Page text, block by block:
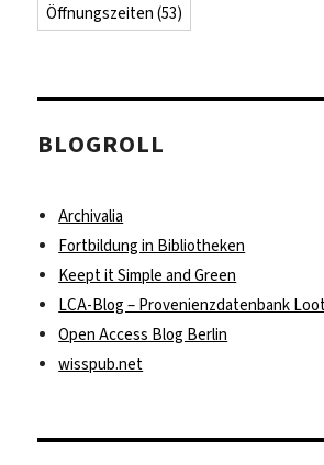
Öffnungszeiten (53)
BLOGROLL
Archivalia
Fortbildung in Bibliotheken
Keept it Simple and Green
LCA-Blog – Provenienzdatenbank
Open Access Blog Berlin
wisspub.net